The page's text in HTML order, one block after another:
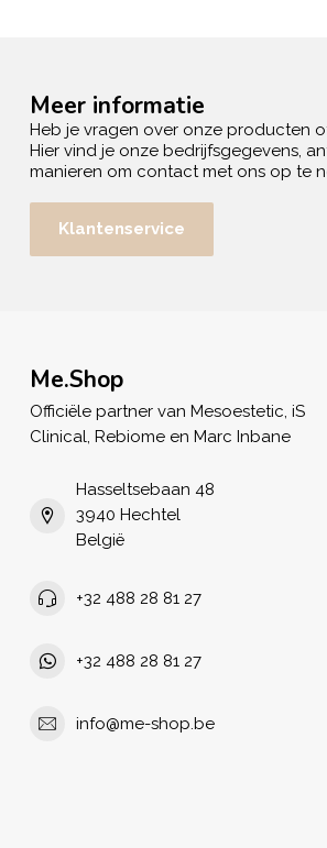
Meer informatie
Heb je vragen over onze producten
Hier vind je onze bedrijfsgegevens,
manieren om contact met ons op te
Klantenservice
Me.Shop
Officiële partner van Mesoestetic, iS
Clinical, Rebiome en Marc Inbane
Hasseltsebaan 48
3940 Hechtel
België
+32 488 28 81 27
+32 488 28 81 27
info@me-shop.be